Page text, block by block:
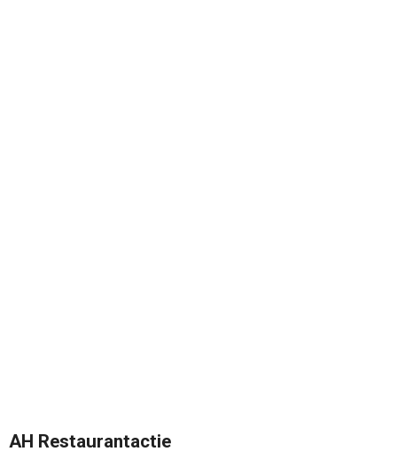
AH Restaurantactie